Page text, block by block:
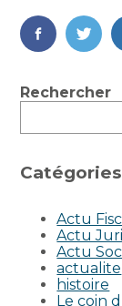
FaceBook
Blog
Rechercher
Catégories
Actu
Actu
Actu
actualite
histoire
Le coin